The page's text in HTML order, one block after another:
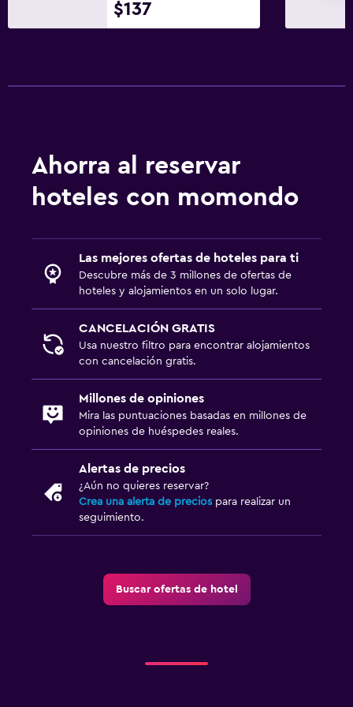
Restaurante
La comida se puede entregar en el alojamiento
Tetera/cafetera
Nevera
Ideal para familias
Cuidado de niños o guardería
Piscina (para niños)
Buffet infantil
Equipo infantil para zona de juegos al aire libre
Parque infantil
Barreras de seguridad para niños
Protectores de enchufes
$137
Ahorra al reservar
hoteles con momondo
Las mejores ofertas de hoteles para ti
Descubre más de 3 millones de ofertas de
hoteles y alojamientos en un solo lugar.
CANCELACIÓN GRATIS
Usa nuestro filtro para encontrar alojamientos
con cancelación gratis.
Millones de opiniones
Mira las puntuaciones basadas en millones de
opiniones de huéspedes reales.
Alertas de precios
¿Aún no quieres reservar?
Crea una alerta de precios para realizar un
seguimiento.
Buscar ofertas de hotel